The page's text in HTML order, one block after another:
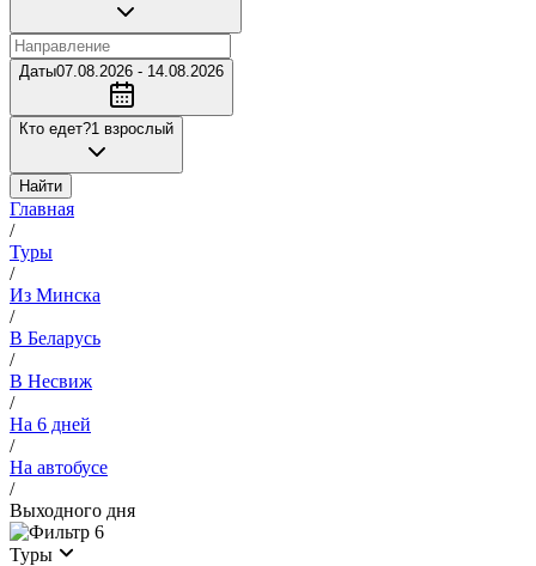
Даты07.08.2026 - 14.08.2026
Кто едет?1 взрослый
Найти
Главная
/
Туры
/
Из Минска
/
В Беларусь
/
В Несвиж
/
На 6 дней
/
На автобусе
/
Выходного дня
6
Туры